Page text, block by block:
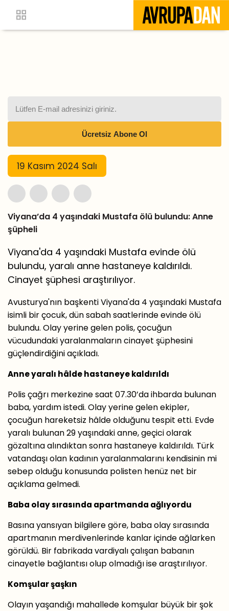
19 Kasım 2024 Salı
Viyana’da 4 yaşındaki Mustafa ölü bulundu: Anne
şüpheli
Viyana'da 4 yaşındaki Mustafa evinde ölü
bulundu, yaralı anne hastaneye kaldırıldı.
Cinayet şüphesi araştırılıyor.
Avusturya'nın başkenti Viyana'da 4 yaşındaki Mustafa
isimli bir çocuk, dün sabah saatlerinde evinde ölü
bulundu. Olay yerine gelen polis, çocuğun
vücudundaki yaralanmaların cinayet şüphesini
güçlendirdiğini açıkladı.
Anne yaralı hâlde hastaneye kaldırıldı
Polis çağrı merkezine saat 07.30’da ihbarda bulunan
baba, yardım istedi. Olay yerine gelen ekipler,
çocuğun hareketsiz hâlde olduğunu tespit etti. Evde
yaralı bulunan 29 yaşındaki anne, geçici olarak
gözaltına alındıktan sonra hastaneye kaldırıldı. Türk
vatandaşı olan kadının yaralanmalarını kendisinin mi
sebep olduğu konusunda polisten henüz net bir
açıklama gelmedi.
Baba olay sırasında apartmanda ağlıyordu
Basına yansıyan bilgilere göre, baba olay sırasında
apartmanın merdivenlerinde kanlar içinde ağlarken
görüldü. Bir fabrikada vardiyalı çalışan babanın
cinayetle bağlantısı olup olmadığı ise araştırılıyor.
Komşular şaşkın
Olayın yaşandığı mahallede komşular büyük bir şok